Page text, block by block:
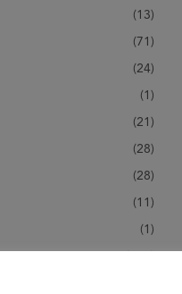
(13)
(71)
(24)
(1)
(21)
(28)
(28)
(11)
(1)
(119)